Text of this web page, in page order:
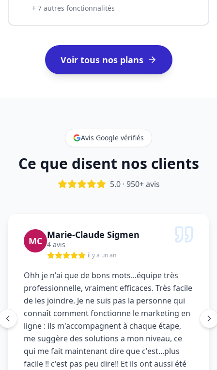
+ 7 autres fonctionnalités
Voir tous nos plans
Avis Google vérifiés
Ce que disent nos clients
5.0 · 950+ avis
MC
Marie-Claude Sigmen
4 avis
il y a un an
Ohh je n'ai que de bons mots...équipe très
professionnelle, vraiment efficaces. Très facile
de les joindre. Je ne suis pas la personne qui
connaît comment fonctionne le marketing en
ligne : ils m'accompagnent à chaque étape,
me suggère des solutions a mon niveau, ce
qui me fait maintenant dire que c'est...plus
facile !! c'est pas peu dire!! Et ils ont aussi été